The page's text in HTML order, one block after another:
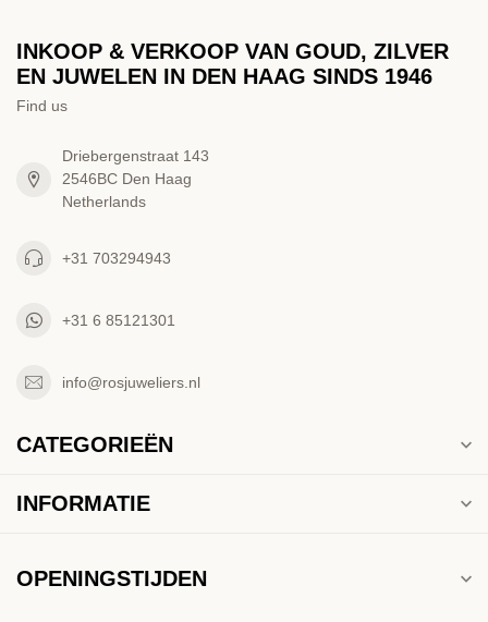
INKOOP & VERKOOP VAN GOUD, ZILVER
EN JUWELEN IN DEN HAAG SINDS 1946
Find us
Driebergenstraat 143
2546BC Den Haag
Netherlands
+31 703294943
+31 6 85121301
info@rosjuweliers.nl
CATEGORIEËN
INFORMATIE
OPENINGSTIJDEN